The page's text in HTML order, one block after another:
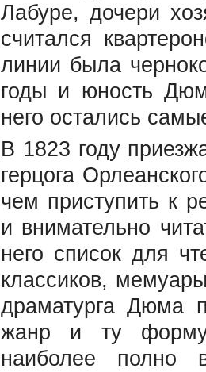
Лабуре, дочери
считался
линии была
годы и юность
него остались
В 1823 году
герцога
чем приступить к
и внимательно
него список для
классиков,
драматурга Дюма
жанр и ту форму
наиболее полно